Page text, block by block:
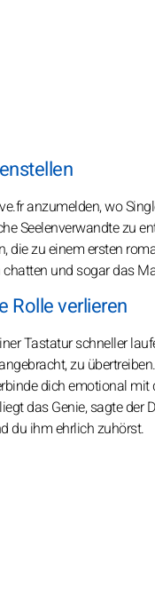
anzumelden, wo
Seelenverwandte zu
die zu einem ersten
und sogar das
Rolle verlieren
Tastatur schneller
zu
dich emotional mit
das Genie, sagte
du ihm ehrlich zuhörst.